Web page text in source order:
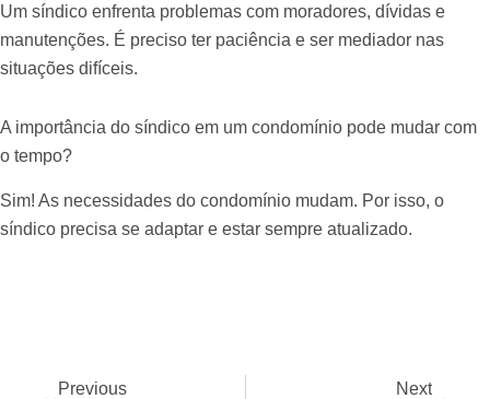
Um síndico enfrenta problemas com moradores, dívidas e
manutenções. É preciso ter paciência e ser mediador nas
situações difíceis.
A importância do síndico em um condomínio pode mudar com
o tempo?
Sim! As necessidades do condomínio mudam. Por isso, o
síndico precisa se adaptar e estar sempre atualizado.
Previous Next